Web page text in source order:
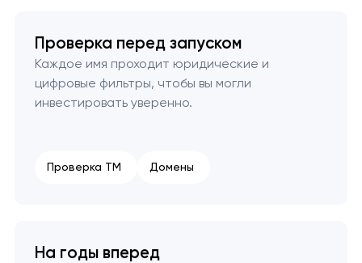
Проверка перед запуском
Каждое имя проходит юридические и
цифровые фильтры, чтобы вы могли
инвестировать уверенно.
Проверка ТМ Домены
На годы вперед